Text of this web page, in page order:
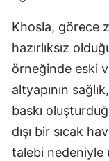
Khosla, görece
hazırlıksız
örneğinde eski
altyapının
baskı
dışı bir sıcak
talebi nedeniyle